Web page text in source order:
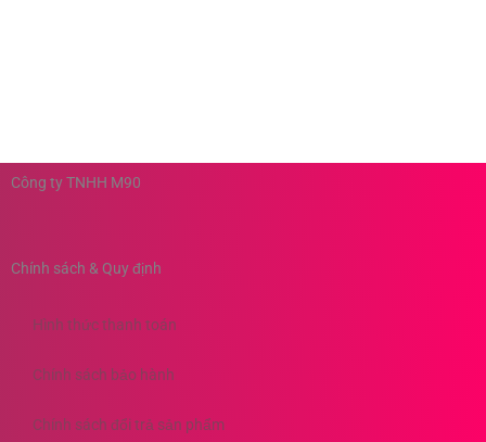
Công ty TNHH M90
Chính sách & Quy định
Hình thức thanh toán
Chính sách bảo hành
Chính sách đổi trả sản phẩm